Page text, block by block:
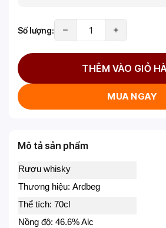
Số lượng:
THÊM VÀO GIỎ
MUA NGAY
Mô tả sản phẩm
Rượu whisky
Thương hiệu: Ardbeg
Thể tích: 70cl
Nồng độ: 46.6% Alc